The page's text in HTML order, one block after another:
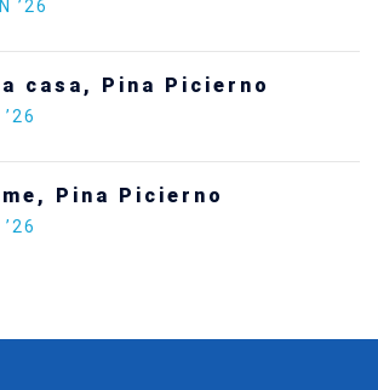
situation in Venezuela
Participation in